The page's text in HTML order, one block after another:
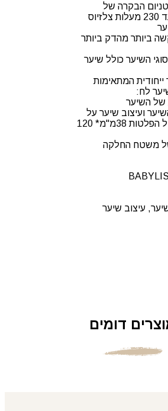
הבקרה של
הטמפרטורה מ 115 ועד 230 מעלות צלזיוס
ביותר מהדק ביותר
השיער כולל שיער
המתאימות
לח:
של השיער
ועיצוב שיער על
קוטיקולת השערה. גודל הפלטות 38מ"מ* 120
עיצוב שיער
דומים